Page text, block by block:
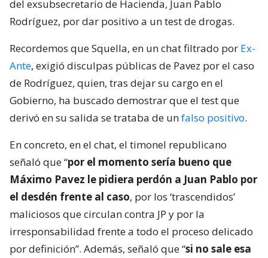
del exsubsecretario de Hacienda, Juan Pablo
Rodríguez, por dar positivo a un test de drogas.
Recordemos que Squella, en un chat filtrado por Ex-
Ante, exigió disculpas públicas de Pavez por el caso
de Rodríguez, quien, tras dejar su cargo en el
Gobierno, ha buscado demostrar que el test que
derivó en su salida se trataba de unfalso positivo.
En concreto, en el chat, el timonel republicano
señaló que “por el momento sería bueno que
Máximo Pavez le pidiera perdón a Juan Pablo por
el desdén frente al caso, por los ‘trascendidos’
maliciosos que circulan contra JP y por la
irresponsabilidad frente a todo el proceso delicado
por definición”. Además, señaló que “si no sale esa